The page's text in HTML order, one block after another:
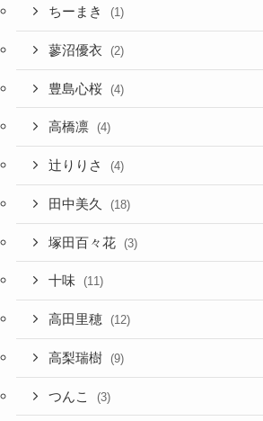
ちーまき (1)
蓼沼優衣 (2)
豊島心桜 (4)
高橋凛 (4)
辻りりさ (4)
田中美久 (18)
塚田百々花 (3)
十味 (11)
高田里穂 (12)
高梨瑞樹 (9)
つんこ (3)